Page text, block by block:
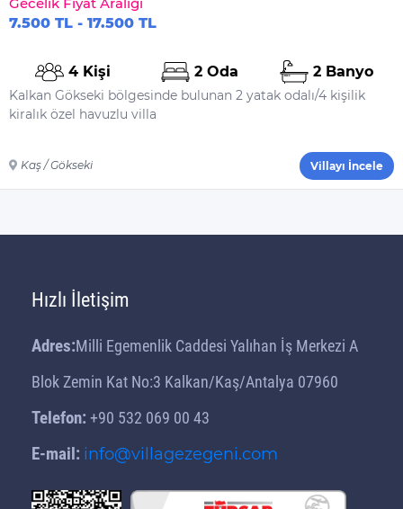
7.500 TL - 17.500 TL
4 Kişi 2 Oda 2 Banyo
Kalkan Gökseki bölgesinde bulunan 2 yatak odalı/4 kişilik
kiralık özel havuzlu villa
Kaş / Gökseki Villayı İncele
Hızlı İletişim
Adres:Milli Egemenlik Caddesi Yalıhan İş Merkezi A
Blok Zemin Kat No:3 Kalkan/Kaş/Antalya 07960
Telefon: +90 532 069 00 43
E-mail: info@villagezegeni.com